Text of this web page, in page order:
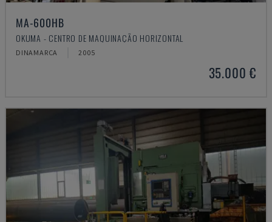
MA-600HB
OKUMA - CENTRO DE MAQUINAÇÃO HORIZONTAL
DINAMARCA 2005
35.000 €